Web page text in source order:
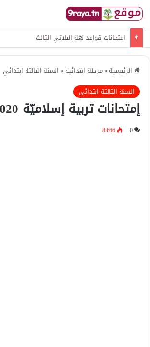
امتحانات قواعد لغة الثلاثي الثالث
الرئيسية »مرحلة ابتدائية »السنة الثالثة ابتدائي
السنة الثالثة ابتدائي
إمتحانات تربية إسلاميّة 2020 – مخفف
0 8٬666